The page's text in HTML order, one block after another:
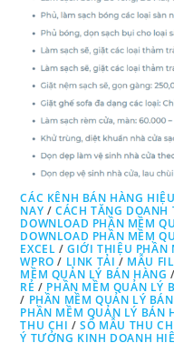
CÁC KÊNH BÁN HÀNG
NAY /CÁCH TĂNG
DOWNLOAD PHẦN MỀM
DOWNLOAD PHẦN MỀM
EXCEL /GIỚI THIỆU PHẦN
WPRO / LINK TẢI / MẪU
MỀM QUẢN LÝ BÁN HÀNG /
RẺ / PHẦN MỀM QUẢN LÝ
/ PHẦN MỀM QUẢN LÝ
PHẦN MỀM QUẢN LÝ BÁN
THU CHI /SỔ MẪU THU
Ý TƯỞNG KINH DOANH